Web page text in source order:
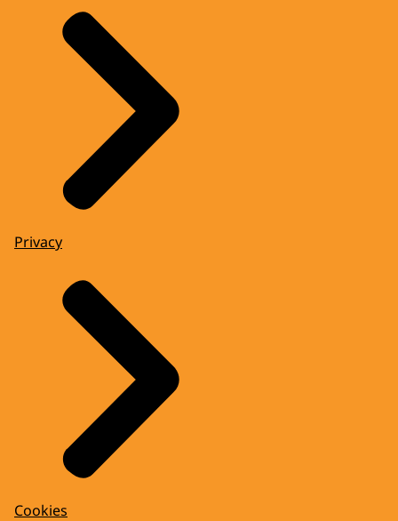
Privacy
Cookies